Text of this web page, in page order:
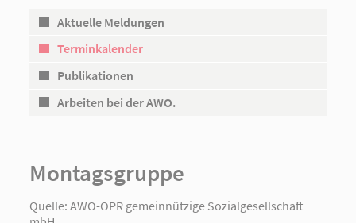
AWO Ortsverein Rheinsberg
Aktuelle Meldungen
Terminkalender
Publikationen
Arbeiten bei der AWO.
Montagsgruppe
Quelle: AWO-OPR gemeinnützige Sozialgesellschaft